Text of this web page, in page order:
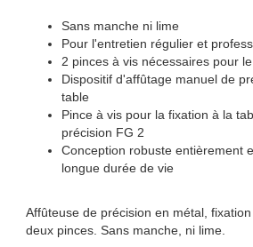
Sans manche ni lime
Pour l'entretien régulier et
2 pinces à vis nécessaires pour
Dispositif d'affûtage manuel de
table
Pince à vis pour la fixation à la
précision FG 2
Conception robuste entièrement
longue durée de vie
Affûteuse de précision en métal,
deux pinces. Sans manche, ni lime.